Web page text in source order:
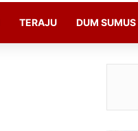
TERAJU DUM SUMUS